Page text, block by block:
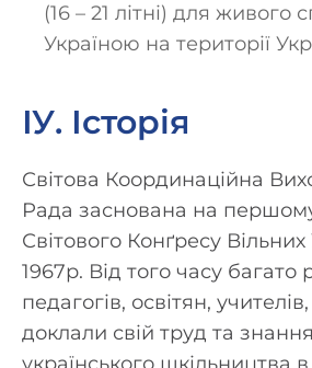
(16 – 21 літні) для живого
Україною на території
ІУ. Історія
Світова Координаційна
Рада заснована на
Світового Конґресу Вільних
1967р. Від того часу багато
педагогів, освітян,
доклали свій труд та